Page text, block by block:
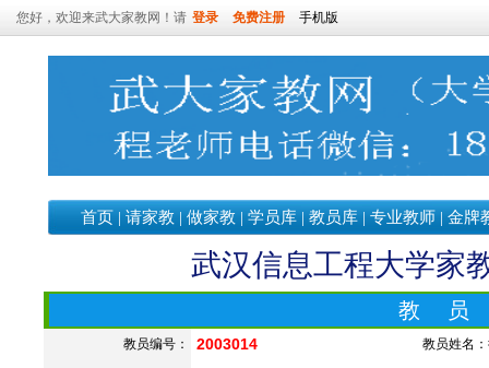
您好，欢迎来武大家教网！请 登录 免费注册 手机版
首页 | 请家教 | 做家教 | 学员库 | 教员库 | 专业教师 | 金牌
武汉信息工程大学家
教
教员编号： 2003014 教员姓名：